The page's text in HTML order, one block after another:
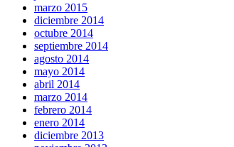
marzo 2015
diciembre 2014
octubre 2014
septiembre 2014
agosto 2014
mayo 2014
abril 2014
marzo 2014
febrero 2014
enero 2014
diciembre 2013